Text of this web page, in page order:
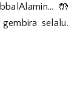
🤲
selalu.